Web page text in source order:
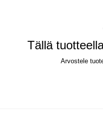
Tällä
Arvostele